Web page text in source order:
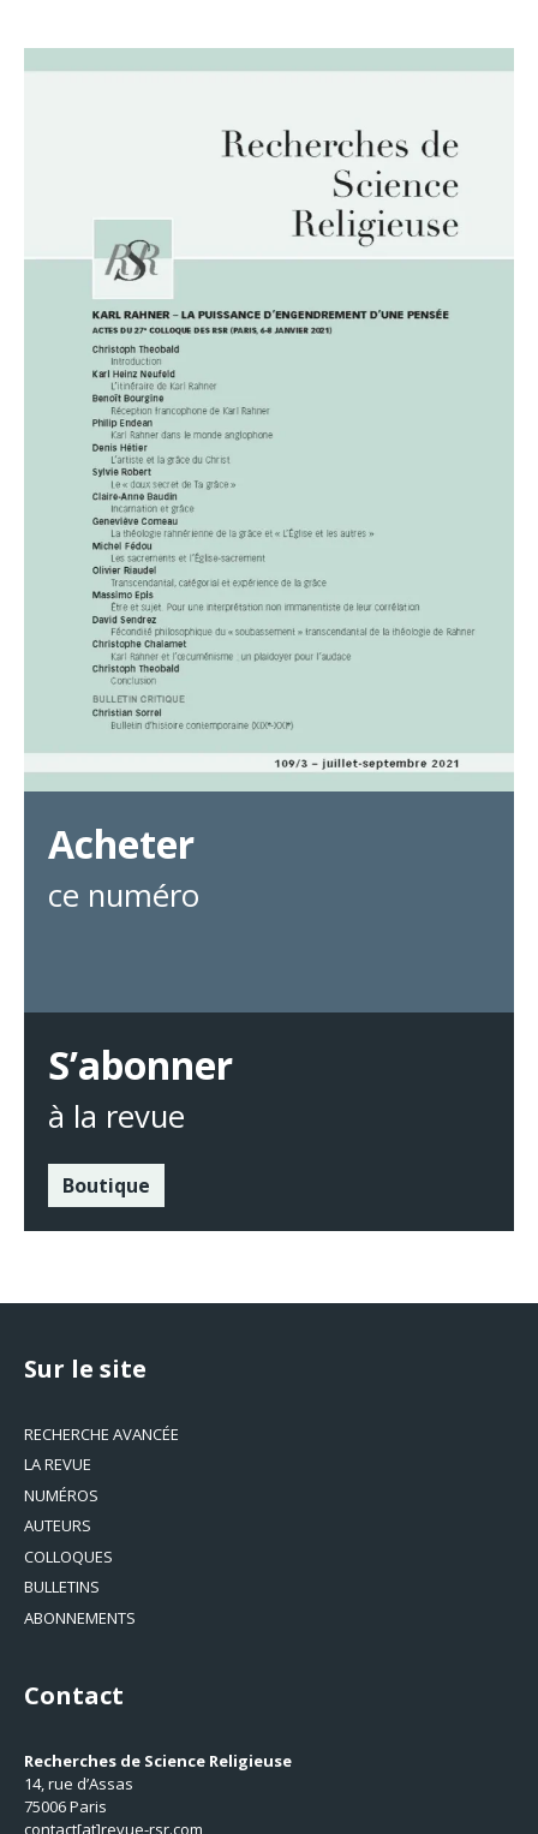
Acheter
ce numéro
S’abonner
à la revue
Boutique
Sur le site
RECHERCHE AVANCÉE
LA REVUE
NUMÉROS
AUTEURS
COLLOQUES
BULLETINS
ABONNEMENTS
Contact
Recherches de Science Religieuse
14, rue d’Assas
75006 Paris
contact[at]revue-rsr.com